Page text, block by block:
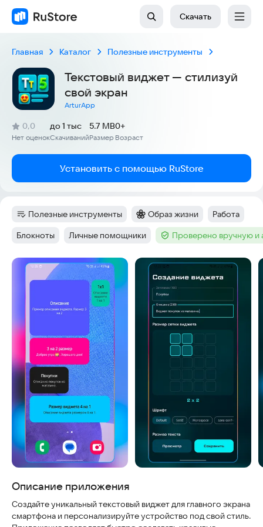
Скачать
Главная Каталог Полезные инструменты
Текстовый виджет — стилизуй
свой экран
ArturApp
Рейтинг:
0,0
(
Нет оценок
)
Скачиваний
до 1 тыс
Размер
5.7 MB
Возраст
0+
Установить с помощью RuStore
Категория:
Полезные инструменты Категория:
Образ жизни Тег:
Работа
Тег:
Блокноты Тег:
Личные помощники Тег :Проверено вручную и
Скриншоты
Описание приложения
Создайте уникальный текстовый виджет для главного экрана
смартфона и персонализируйте устройство под свой стиль.